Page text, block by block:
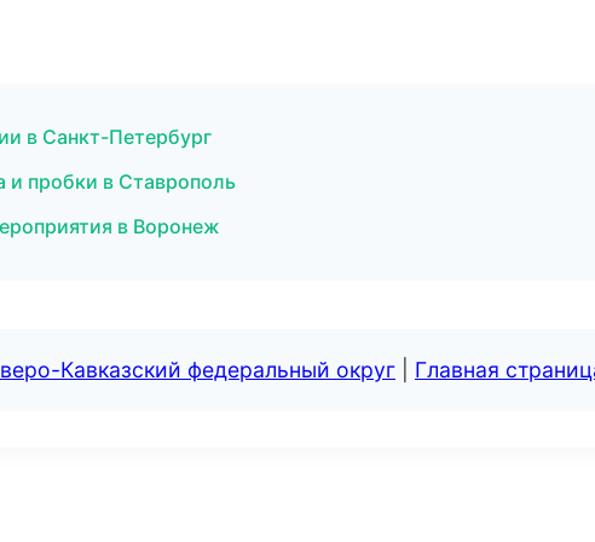
в Санкт-Петербург
пробки в Ставрополь
в Воронеж
Кавказский федеральный округ Главная